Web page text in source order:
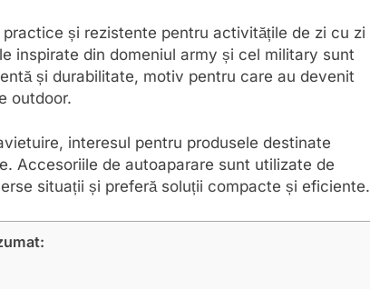
și rezistente pentru activitățile de zi cu zi
inspirate din domeniul army și cel military sunt
și durabilitate, motiv pentru care au devenit
outdoor.
interesul pentru produsele destinate
Accesoriile de autoaparare sunt utilizate de
situații și preferă soluții compacte și eficiente.